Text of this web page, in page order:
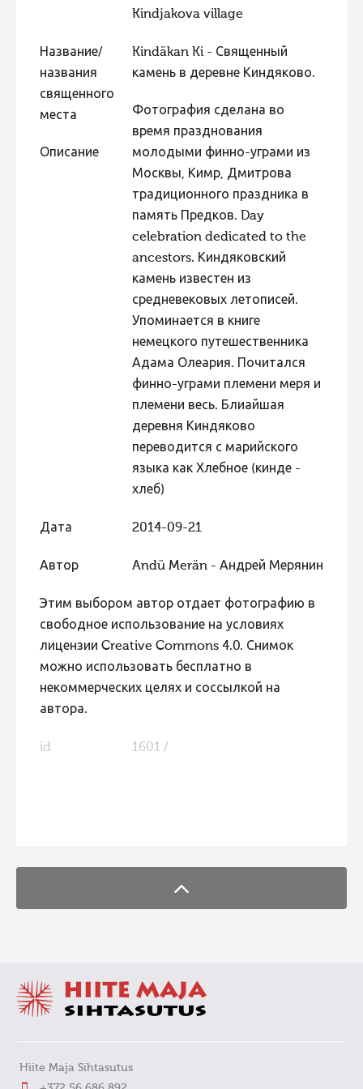
Фотоконкурс 2014
Фотоконкурс 2013
Фотоконкурс 2012
Фотоконкурс 2011
Фотоконкурс 2009
Фотоконкурс 2008
Kindjakova village
Название/
названия
священного
места
Kindäkan Ki - Священный
камень в деревне Киндяково.
Описание
Фотография сделана во
время празднования
молодыми финно-уграми из
Москвы, Кимр, Дмитрова
традиционного праздника в
память Предков. Day
celebration dedicated to the
ancestors. Киндяковский
камень известен из
средневековых летописей.
Упоминается в книге
немецкого путешественника
Адама Олеария. Почитался
финно-уграми племени меря и
племени весь. Блиайшая
деревня Киндяково
переводится с марийского
языка как Хлебное (кинде -
хлеб)
Дата 2014-09-21
Автор Andü Merän - Андрей Мерянин
Этим выбором автор отдает фотографию в
свободное использование на условиях
лицензии Creative Commons 4.0. Снимок
можно использовать бесплатно в
некоммерческих целях и соссылкой на
автора.
id 1601 /
Hiite Maja Sihtasutus